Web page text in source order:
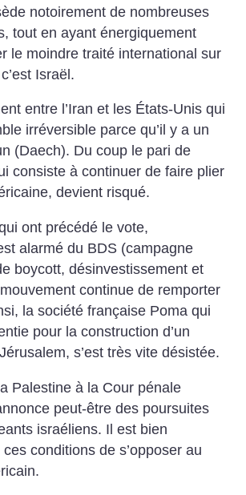
notoirement de nombreuses
tout en ayant énergiquement
le moindre traité international sur
Israël.
entre l’Iran et les États-Unis qui
irréversible parce qu’il y a un
(Daech). Du coup le pari de
consiste à continuer de faire plier
devient risqué.
ont précédé le vote,
alarmé du BDS (campagne
boycott, désinvestissement et
continue de remporter
la société française Poma qui
pour la construction d’un
s’est très vite désistée.
Palestine à la Cour pénale
peut-être des poursuites
israéliens. Il est bien
conditions de s’opposer au